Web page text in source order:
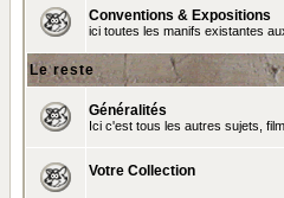
Conventions & Expositions
ici toutes les manifs existantes
Le reste
Généralités
Ici c'est tous les autres sujets,
Votre Collection